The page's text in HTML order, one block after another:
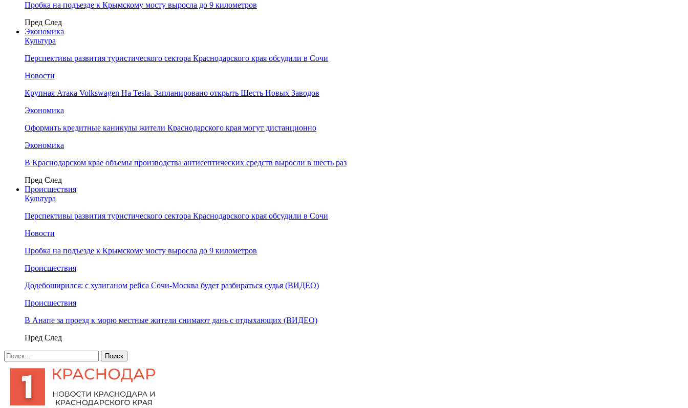
Пробка на подъезде к Крымскому мосту выросла до 9 километров
Пред След
Экономика
Культура
Перспективы развития туристического сектора Краснодарского края обсудили в Сочи
Новости
Крупная Атака Volkswagen На Tesla. Запланировано открыть Шесть Новых Заводов
Экономика
Оформить кредитные каникулы жители Краснодарского края могут дистанционно
Экономика
В Краснодарском крае объемы производства антисептических средств выросли в шесть раз
Пред След
Происшествия
Культура
Перспективы развития туристического сектора Краснодарского края обсудили в Сочи
Новости
Пробка на подъезде к Крымскому мосту выросла до 9 километров
Происшествия
Додебоширился: с хулиганом рейса Сочи-Москва будет разбираться судья (ВИДЕО)
Происшествия
В Анапе за проезд к морю местные жители снимают дань с отдыхающих (ВИДЕО)
Пред След